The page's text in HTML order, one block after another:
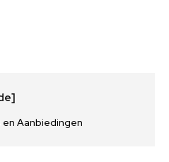
Aanbiedingen